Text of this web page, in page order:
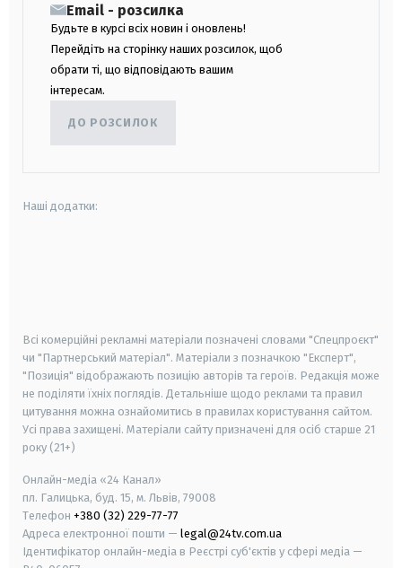
Email - розсилка
Будьте в курсі всіх новин і оновлень!
Перейдіть на сторінку наших розсилок, щоб
обрати ті, що відповідають вашим
інтересам.
ДО РОЗСИЛОК
Наші додатки:
Всі комерційні рекламні матеріали позначені словами "Спецпроєкт"
чи "Партнерський матеріал". Матеріали з позначкою "Експерт",
"Позиція" відображають позицію авторів та героїв. Редакція може
не поділяти їхніх поглядів. Детальніше щодо реклами та правил
цитування можна ознайомитись в правилах користування сайтом.
Усі права захищені. Матеріали сайту призначені для осіб старше 21
року (21+)
Онлайн-медіа «24 Канал»
пл. Галицька, буд. 15, м. Львів, 79008
Телефон +380 (32) 229-77-77
Адреса електронної пошти — legal@24tv.com.ua
Ідентифікатор онлайн-медіа в Реєстрі суб'єктів у сфері медіа —